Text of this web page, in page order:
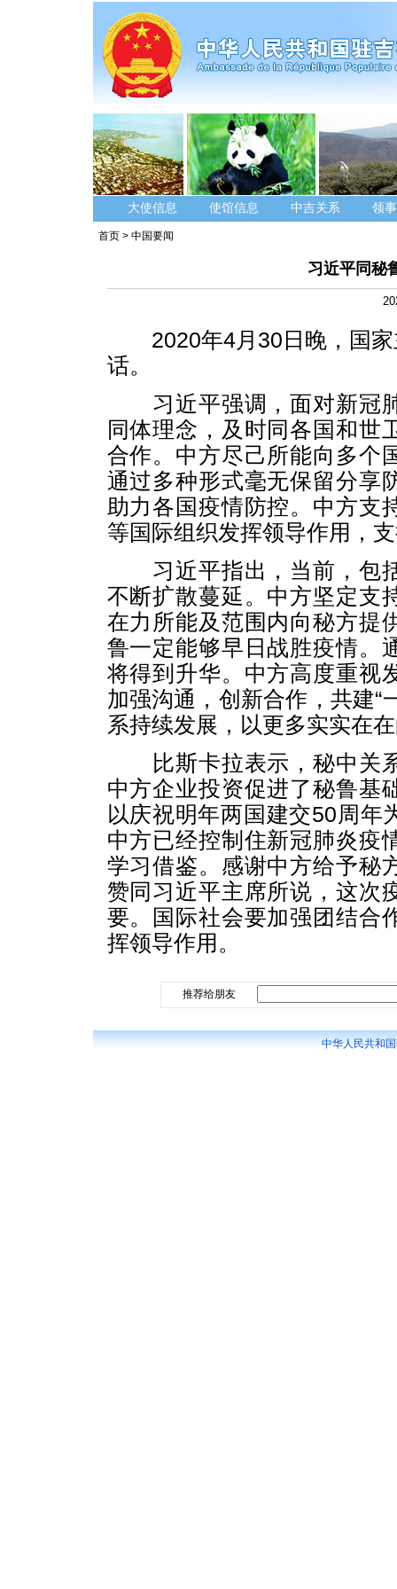
大使信息 使馆信息 中吉关系 领
首页 > 中国要闻
习近平同秘
2020年4月30日晚，国家
话。
习近平强调，面对新冠肺
同体理念，及时同各国和世
合作。中方尽己所能向多个
通过多种形式毫无保留分享
助力各国疫情防控。中方支
等国际组织发挥领导作用，
习近平指出，当前，包括
不断扩散蔓延。中方坚定支
在力所能及范围内向秘方提
鲁一定能够早日战胜疫情。
将得到升华。中方高度重视
加强沟通，创新合作，共建“
系持续发展，以更多实实在
比斯卡拉表示，秘中关系
中方企业投资促进了秘鲁基
以庆祝明年两国建交50周年
中方已经控制住新冠肺炎疫
学习借鉴。感谢中方给予秘
赞同习近平主席所说，这次
要。国际社会要加强团结合
挥领导作用。
推荐给朋友
中华人民共和